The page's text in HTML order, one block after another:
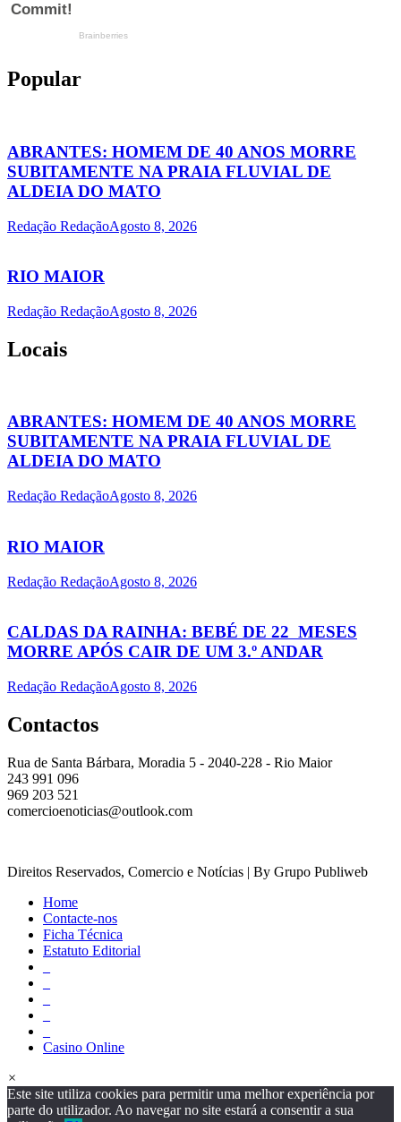
Popular
ABRANTES: HOMEM DE 40 ANOS MORRE
SUBITAMENTE NA PRAIA FLUVIAL DE
ALDEIA DO MATO
Redação RedaçãoAgosto 8, 2026
RIO MAIOR
Redação RedaçãoAgosto 8, 2026
Locais
ABRANTES: HOMEM DE 40 ANOS MORRE
SUBITAMENTE NA PRAIA FLUVIAL DE
ALDEIA DO MATO
Redação RedaçãoAgosto 8, 2026
RIO MAIOR
Redação RedaçãoAgosto 8, 2026
CALDAS DA RAINHA: BEBÉ DE 22 MESES
MORRE APÓS CAIR DE UM 3.º ANDAR
Redação RedaçãoAgosto 8, 2026
Contactos
Rua de Santa Bárbara, Moradia 5 - 2040-228 - Rio Maior
243 991 096
969 203 521
comercioenoticias@outlook.com
Direitos Reservados, Comercio e Notícias | By Grupo Publiweb
Home
Contacte-nos
Ficha Técnica
Estatuto Editorial
Casino Online
×
Este site utiliza cookies para permitir uma melhor experiência por
parte do utilizador. Ao navegar no site estará a consentir a sua